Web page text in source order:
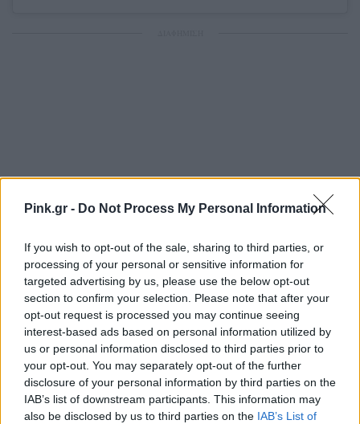
Pink.gr - Do Not Process My Personal Information
If you wish to opt-out of the sale, sharing to third parties, or
processing of your personal or sensitive information for
targeted advertising by us, please use the below opt-out
section to confirm your selection. Please note that after your
opt-out request is processed you may continue seeing
interest-based ads based on personal information utilized by
us or personal information disclosed to third parties prior to
your opt-out. You may separately opt-out of the further
disclosure of your personal information by third parties on the
IAB’s list of downstream participants. This information may
also be disclosed by us to third parties on the IAB’s List of
Ακολουθήστε το Pink.gr στοGoogle Newsκαι